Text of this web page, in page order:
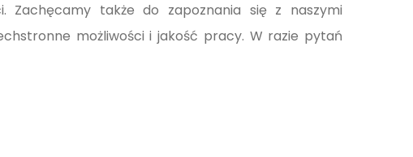
Zachęcamy także do zapoznania się z naszymi
możliwości i jakość pracy. W razie pytań